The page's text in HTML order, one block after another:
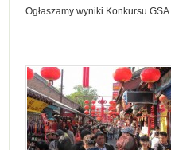
Ogłaszamy wyniki Konkursu GSA